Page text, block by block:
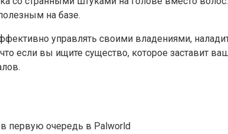
на базе.
управлять своими владениями,
если вы ищите существо, которое заставит